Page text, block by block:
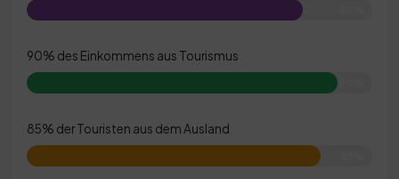
90% des Einkommens aus Tourismus
85% der Touristen aus dem Ausland